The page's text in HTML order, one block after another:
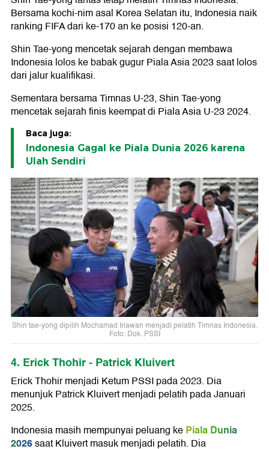
Bersama kochi-nim asal Korea Selatan itu, Indonesia naik
ranking FIFA dari ke-170 an ke posisi 120-an.
Shin Tae-yong mencetak sejarah dengan membawa
Indonesia lolos ke babak gugur Piala Asia 2023 saat lolos
dari jalur kualifikasi.
Sementara bersama Timnas U-23, Shin Tae-yong
mencetak sejarah finis keempat di Piala Asia U-23 2024.
Baca juga:
Indonesia Gagal ke Piala Dunia 2026 karena
Ulah Sendiri
Shin tae-yong dipilih Mochamad Iriawan menjadi pelatih Timnas Indonesia.
Foto: Dok. PSSI
4. Erick Thohir - Patrick Kluivert
Erick Thohir menjadi Ketum PSSI pada 2023. Dia
menunjuk Patrick Kluivert menjadi pelatih pada Januari
2025.
Indonesia masih mempunyai peluang kePiala Dunia
2026saat Kluivert masuk menjadi pelatih. Dia